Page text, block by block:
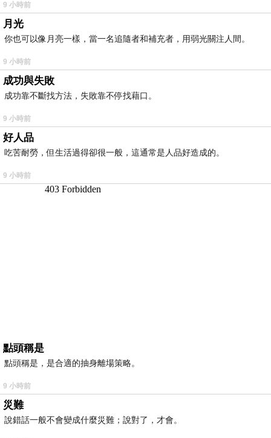
9 小時前
月光
你也可以像月亮一樣，當一名追隨者和補充者，用弱光關注人間。
9 小時前
成功與失敗
成功靠不斷找方法，失敗靠不停找藉口。
9 小時前
好人品
吃苦耐勞，但生活過得卻很一般，這通常是人品好造成的。
9 小時前
點頭稱是
點頭稱是，是合適的抽身離場策略。
9 小時前
災難
說錯話一般不會變成什麼災難；說對了，才會。